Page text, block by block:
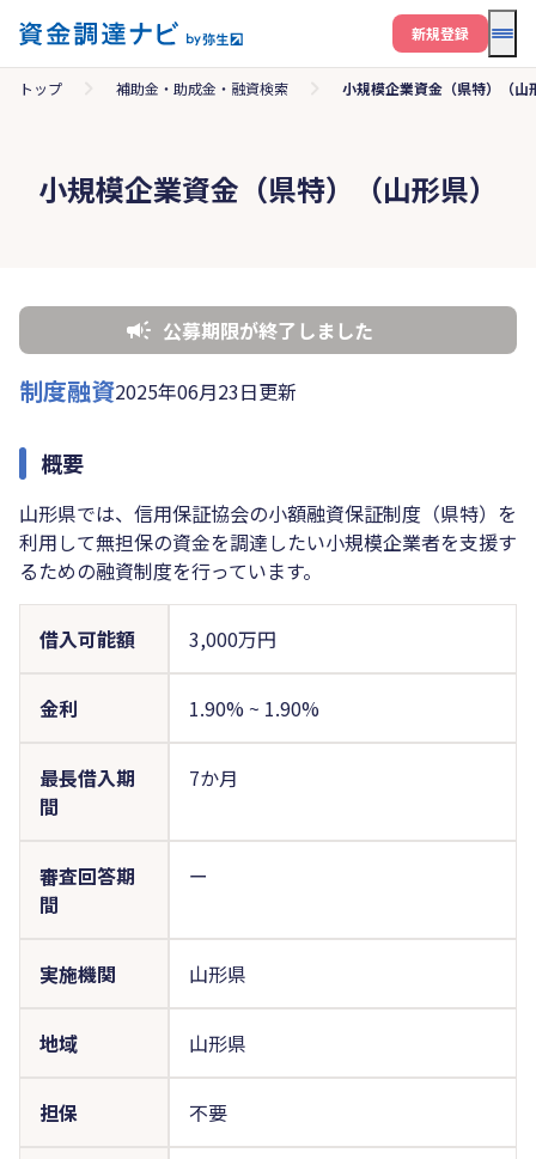
メ
新規登録
トップ 補助金・助成金・融資検索 小規模企業資金（県特）（山
小規模企業資金（県特）（山形県）
公募期限が終了しました
制度融資2025年06月23日更新
概要
山形県では、信用保証協会の小額融資保証制度（県特）を
利用して無担保の資金を調達したい小規模企業者を支援す
るための融資制度を行っています。
借入可能額 3,000万円
金利 1.90% ~ 1.90%
最長借入期
間
7か月
審査回答期
間
ー
実施機関 山形県
地域 山形県
担保 不要